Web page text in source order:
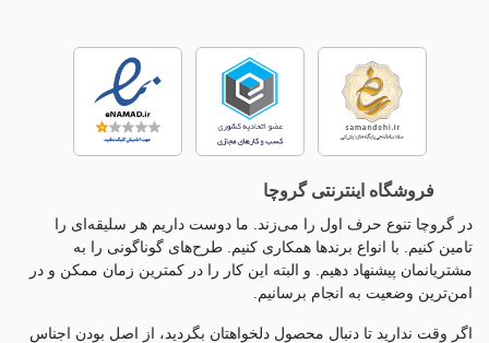
فروشگاه اینترنتی گروچا
در گروچا تنوع حرف اول را می‌زند. ما دوست داریم هر سلیقه‌ای را
تامین کنیم. با انواع برندها همکاری کنیم. طرح‌های گوناگونی را به
مشتریانمان پیشنهاد دهیم. و البته این کار را در کمترین زمان ممکن و در
امن‌ترین وضعیت به انجام برسانیم.
اگر وقت ندارید تا دنبال محصول دلخواهتان بگردید، از اصل بودن اجناس